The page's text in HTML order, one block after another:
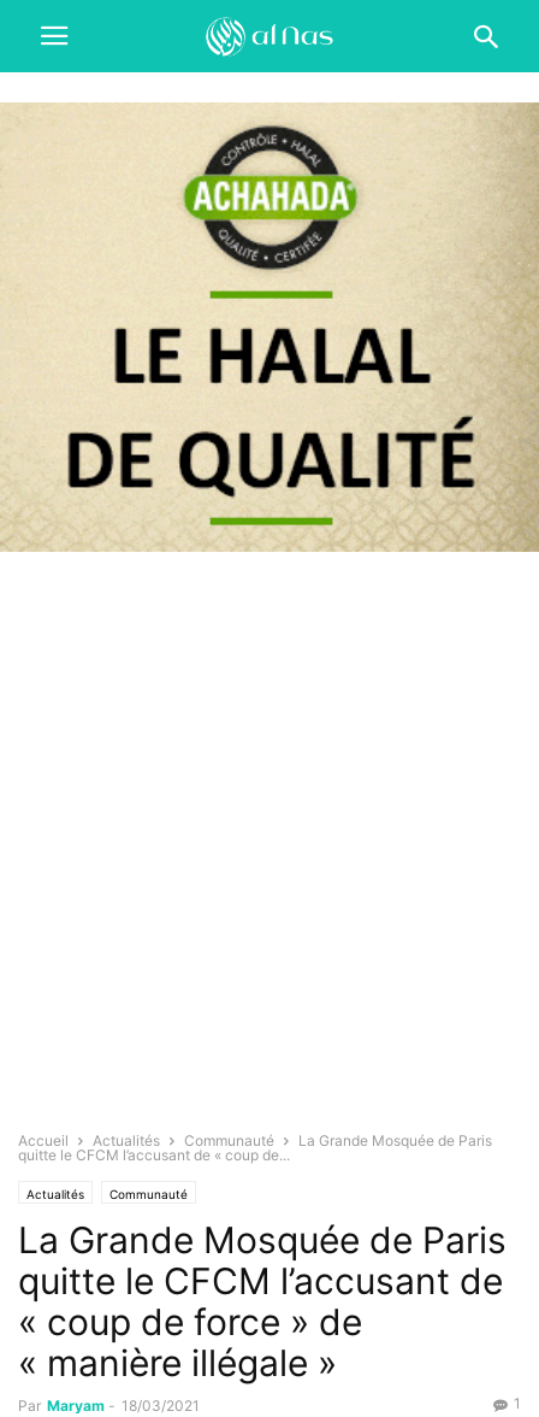
Accueil Actualités Communauté
La Grande Mosquée de Paris
quitte le CFCM l’accusant de « coup de...
Actualités Communauté
La Grande Mosquée de Paris
quitte le CFCM l’accusant de
« coup de force » de
« manière illégale »
Par Maryam - 18/03/2021 1